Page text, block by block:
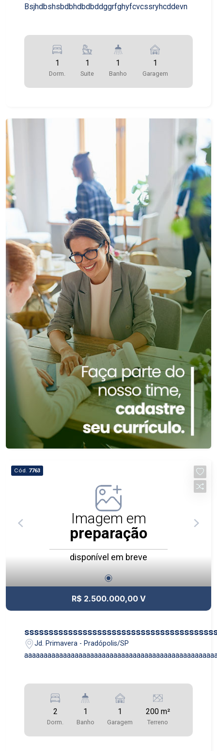
Bsjhdbshsbdbhdbdbddggrfghyfcvcssryhcddevn
1
Dorm.
1
Suite
1
Banho
1
Garagem
Cód. 7763
Imagem em
preparação
disponível em breve
R$ 2.500.000,00 V
Jd. Primavera - Pradópolis/SP
2
Dorm.
1
Banho
1
Garagem
200 m²
Terreno